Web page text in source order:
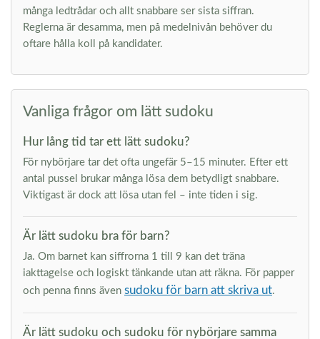
många ledtrådar och allt snabbare ser sista siffran.
Reglerna är desamma, men på medelnivån behöver du
oftare hålla koll på kandidater.
Vanliga frågor om lätt sudoku
Hur lång tid tar ett lätt sudoku?
För nybörjare tar det ofta ungefär 5–15 minuter. Efter ett
antal pussel brukar många lösa dem betydligt snabbare.
Viktigast är dock att lösa utan fel – inte tiden i sig.
Är lätt sudoku bra för barn?
Ja. Om barnet kan siffrorna 1 till 9 kan det träna
iakttagelse och logiskt tänkande utan att räkna. För papper
och penna finns även sudoku för barn att skriva ut.
Är lätt sudoku och sudoku för nybörjare samma